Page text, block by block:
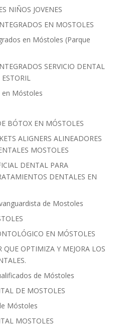
NIÑOS JOVENES
EN MOSTOLES
en Móstoles (Parque
SERVICIO DENTAL
Móstoles
BÓTOX EN MÓSTOLES
ALIGNERS ALINEADORES
MOSTOLES
DENTAL PARA
DENTALES EN
de Mostoles
EN MÓSTOLES
QUE OPTIMIZA Y MEJORA LOS
de Móstoles
DE MOSTOLES
Móstoles
MOSTOLES